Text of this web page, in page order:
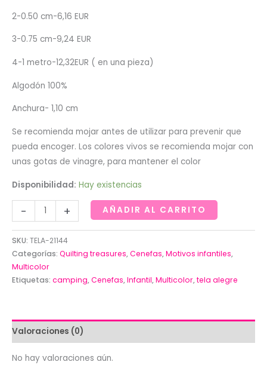
2-0.50 cm-6,16 EUR
3-0.75 cm-9,24 EUR
4-1 metro-12,32EUR ( en una pieza)
Algodón 100%
Anchura- 1,10 cm
Se recomienda mojar antes de utilizar para prevenir que
pueda encoger. Los colores vivos se recomienda mojar con
unas gotas de vinagre, para mantener el color
Disponibilidad: Hay existencias
-
con
cenefas
con
motivos
de
campo
de
Quilting
+ AÑADIR AL CARRITO
SKU: TELA-21144
Categorías: Quilting treasures,Cenefas,Motivos infantiles,
Multicolor
Etiquetas: camping,Cenefas,Infantil,Multicolor,tela alegre
Valoraciones (0)
No hay valoraciones aún.